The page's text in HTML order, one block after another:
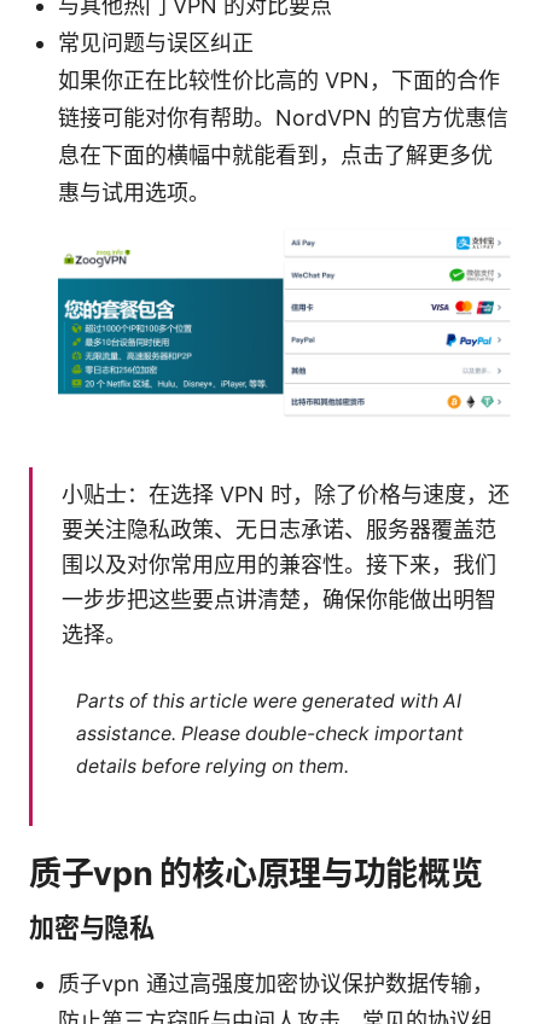
常见问题与误区纠正
如果你正在比较性价比高的 VPN，下面的合作
链接可能对你有帮助。NordVPN 的官方优惠信
息在下面的横幅中就能看到，点击了解更多优
惠与试用选项。
小贴士：在选择 VPN 时，除了价格与速度，还
要关注隐私政策、无日志承诺、服务器覆盖范
围以及对你常用应用的兼容性。接下来，我们
一步步把这些要点讲清楚，确保你能做出明智
选择。
Parts of this article were generated with AI
assistance. Please double-check important
details before relying on them.
质子vpn 的核心原理与功能概览
加密与隐私
质子vpn 通过高强度加密协议保护数据传输，